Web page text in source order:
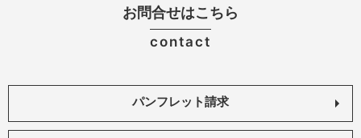
お問合せはこちら
contact
パンフレット請求